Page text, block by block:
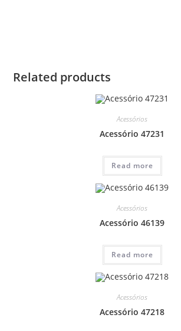
Related products
Acessórios
Acessório 47231
Read more
Acessórios
Acessório 46139
Read more
Acessórios
Acessório 47218